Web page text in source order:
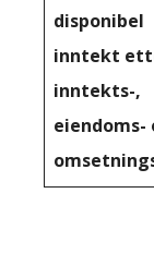
disponibel
inntekt
inntekts-,
eiendoms-